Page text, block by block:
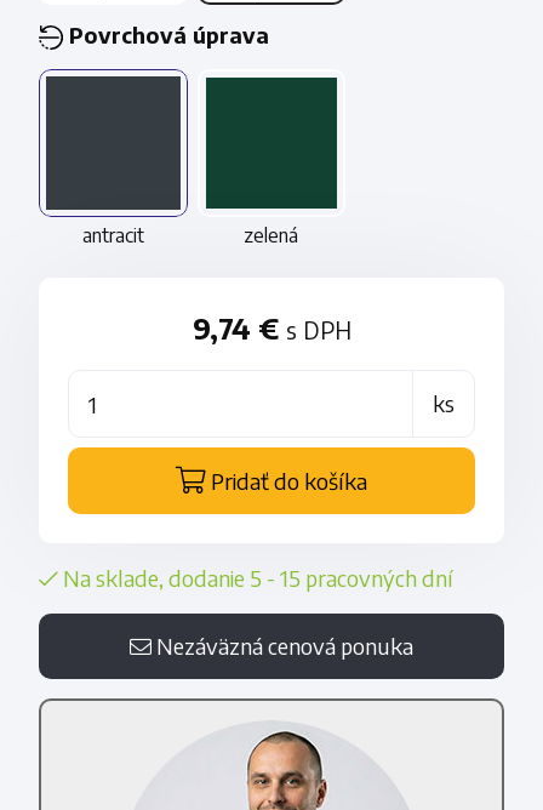
Povrchová úprava
antracit zelená
9,74 € s DPH
ks
Pridať do košíka
Na sklade, dodanie 5 - 15 pracovných dní
Nezáväzná cenová ponuka